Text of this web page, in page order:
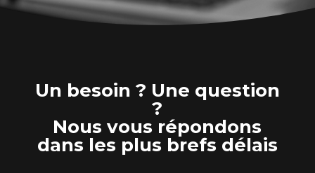
Un besoin ? Une question
?
Nous vous répondons
dans les plus brefs délais